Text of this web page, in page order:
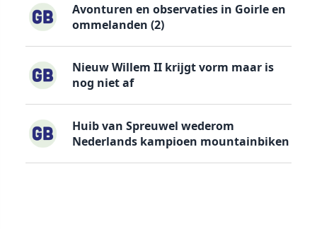
Avonturen en observaties in Goirle en
ommelanden (2)
Nieuw Willem II krijgt vorm maar is
nog niet af
Huib van Spreuwel wederom
Nederlands kampioen mountainbiken